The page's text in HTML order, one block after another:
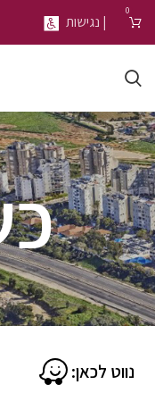
0
| נגישות
נווט לכאן: